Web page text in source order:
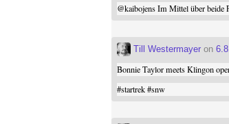
@kaibojensIm Mittel über beide
Till Westermayer on
Bonnie Taylor meets Klingon
#startrek #snw